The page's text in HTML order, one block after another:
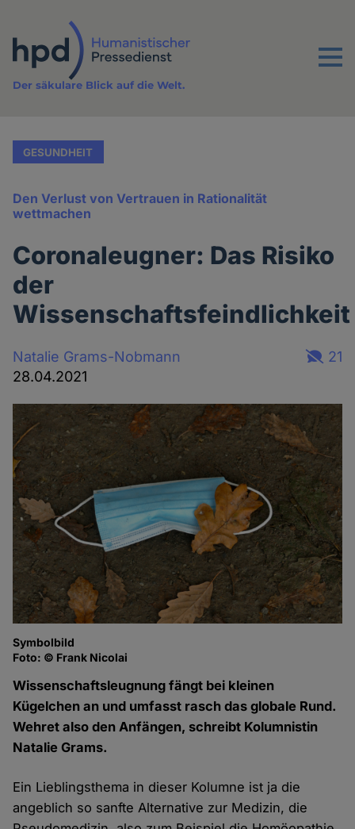
Inhalt
Menu
Der säkulare Blick auf die Welt.
GESUNDHEIT
Den Verlust von Vertrauen in Rationalität
wettmachen
Coronaleugner: Das Risiko
der
Wissenschaftsfeindlichkeit
Natalie Grams-Nobmann
28.04.2021
21
Symbolbild
Foto: © Frank Nicolai
Wissenschaftsleugnung fängt bei kleinen
Kügelchen an und umfasst rasch das globale Rund.
Wehret also den Anfängen, schreibt Kolumnistin
Natalie Grams.
Ein Lieblingsthema in dieser Kolumne ist ja die
angeblich so sanfte Alternative zur Medizin, die